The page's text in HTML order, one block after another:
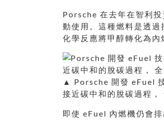
Porsche 在去年在智利
動使用。這種燃料是透
化學反應將甲醇轉化為內
▲ Porsche 開發 eFuel
接近碳中和的脫碳過程，
即使 eFuel 內燃機仍會